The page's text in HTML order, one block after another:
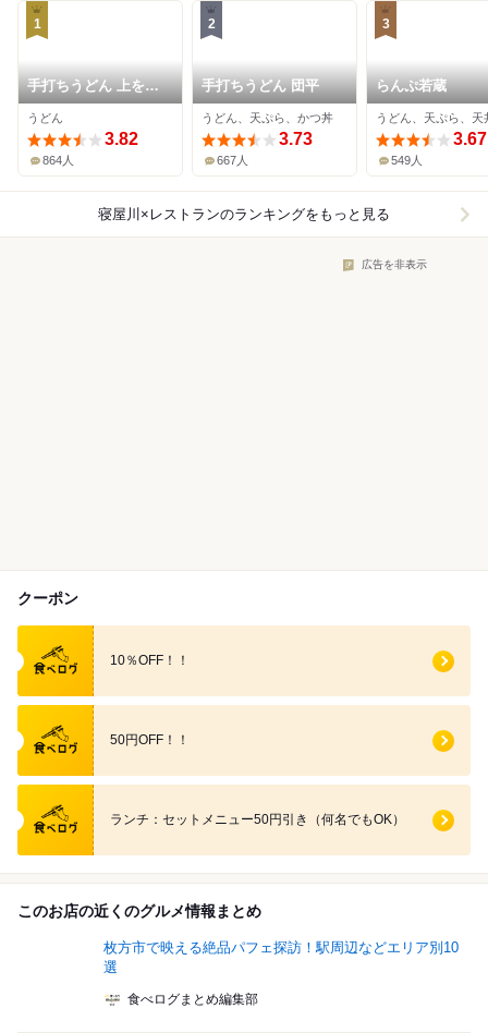
1
手打ちうどん 上を向
いて
うどん
3.82
864人
2
手打ちうどん 団平
うどん、天ぷら、かつ丼
3.73
667人
3
らんぷ若蔵
うどん、天ぷら、天
3.67
549人
寝屋川×レストランのランキングをもっと見る
広告を非表示
クーポン
食べログ クーポン
10％OFF！！
食べログ クーポン
50円OFF！！
食べログ クーポン
ランチ：セットメニュー50円引き（何名でもOK）
このお店の近くのグルメ情報まとめ
枚方市で映える絶品パフェ探訪！駅周辺などエリア別10
選
食べログまとめ編集部